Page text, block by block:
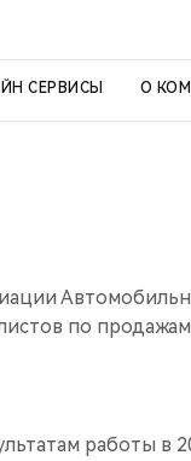
СЕРВИСЫ О
по продажам
работы в